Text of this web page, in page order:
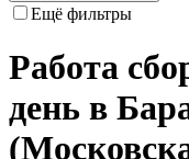
Ещё фильтры
Работа
день в